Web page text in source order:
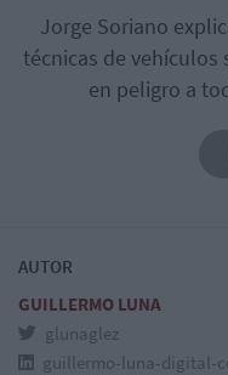
Jorge Soriano
técnicas de
en peligro a
AUTOR
GUILLERMO LUNA
glunaglez
guillermo-luna-digital-